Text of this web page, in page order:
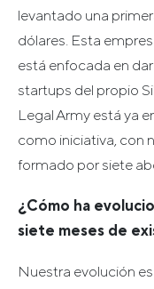
levantado una
dólares. Esta
está enfocada en
startups del propio
Legal Army está ya
como iniciativa, con
formado por siete
¿Cómo ha
siete meses de
Nuestra evolución